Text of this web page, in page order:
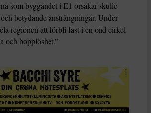
som byggandet i E1 orsakar skulle
betydande ansträngningar. Under
regionen att förbli fast i en ond cirkel
och hopplöshet.”